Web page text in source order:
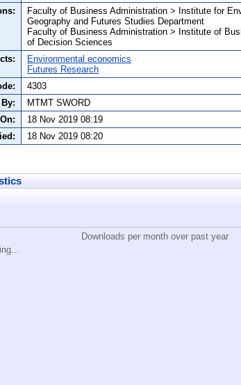
Faculty of Business Administration > Institute for
Geography and Futures Studies Department
Faculty of Business Administration > Institute of
of Decision Sciences
Environmental economics
Futures Research
4303
MTMT SWORD
18 Nov 2019 08:19
18 Nov 2019 08:20
Downloads per month over past year